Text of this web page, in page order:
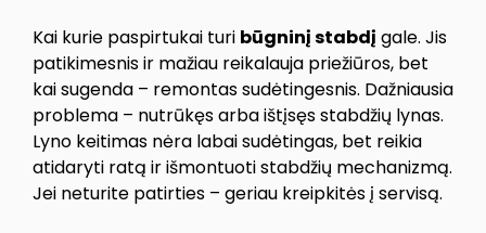
Kai kurie paspirtukai turi būgninį stabdį gale. Jis
patikimesnis ir mažiau reikalauja priežiūros, bet
kai sugenda – remontas sudėtingesnis. Dažniausia
problema – nutrūkęs arba ištįsęs stabdžių lynas.
Lyno keitimas nėra labai sudėtingas, bet reikia
atidaryti ratą ir išmontuoti stabdžių mechanizmą.
Jei neturite patirties – geriau kreipkitės į servisą.